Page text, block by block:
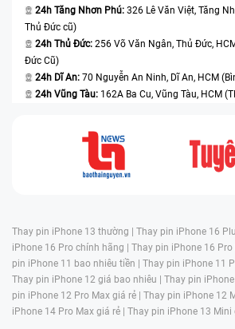
24h Tăng Nhơn Phú: 326 Lê Văn Việt, Tăng
Thủ Đức cũ)
24h Thủ Đức: 256 Võ Văn Ngân, Thủ Đức,
Đức Cũ)
24h Dĩ An: 70 Nguyễn An Ninh, Dĩ An, HCM
24h Vũng Tàu: 162A Ba Cu, Vũng Tàu, HCM
Thay pin iPhone 13 thường | Thay pin iPhone 16
iPhone 16 Pro chính hãng | Thay pin iPhone 16
pin iPhone 11 bao nhiêu tiền | Thay pin iPhone 11
Thay pin iPhone 12 giá bao nhiêu | Thay pin
pin iPhone 12 Pro Max giá rẻ | Thay pin iPhone 12
iPhone 14 Pro Max giá rẻ | Thay pin iPhone 13 Mini